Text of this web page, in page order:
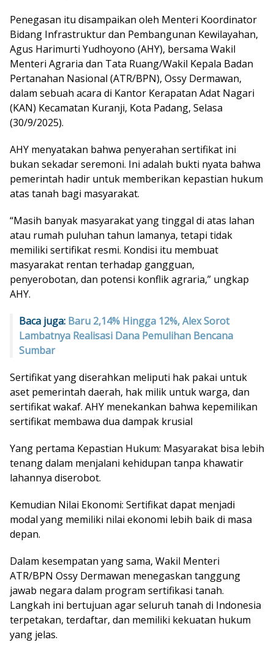
Penegasan itu disampaikan oleh Menteri Koordinator
Bidang Infrastruktur dan Pembangunan Kewilayahan,
Agus Harimurti Yudhoyono (AHY), bersama Wakil
Menteri Agraria dan Tata Ruang/Wakil Kepala Badan
Pertanahan Nasional (ATR/BPN), Ossy Dermawan,
dalam sebuah acara di Kantor Kerapatan Adat Nagari
(KAN) Kecamatan Kuranji, Kota Padang, Selasa
(30/9/2025).
AHY menyatakan bahwa penyerahan sertifikat ini
bukan sekadar seremoni. Ini adalah bukti nyata bahwa
pemerintah hadir untuk memberikan kepastian hukum
atas tanah bagi masyarakat.
“Masih banyak masyarakat yang tinggal di atas lahan
atau rumah puluhan tahun lamanya, tetapi tidak
memiliki sertifikat resmi. Kondisi itu membuat
masyarakat rentan terhadap gangguan,
penyerobotan, dan potensi konflik agraria,” ungkap
AHY.
Baca juga: Baru 2,14% Hingga 12%, Alex Sorot
Lambatnya Realisasi Dana Pemulihan Bencana
Sumbar
Sertifikat yang diserahkan meliputi hak pakai untuk
aset pemerintah daerah, hak milik untuk warga, dan
sertifikat wakaf. AHY menekankan bahwa kepemilikan
sertifikat membawa dua dampak krusial
Yang pertama Kepastian Hukum: Masyarakat bisa lebih
tenang dalam menjalani kehidupan tanpa khawatir
lahannya diserobot.
Kemudian Nilai Ekonomi: Sertifikat dapat menjadi
modal yang memiliki nilai ekonomi lebih baik di masa
depan.
Dalam kesempatan yang sama, Wakil Menteri
ATR/BPN Ossy Dermawan menegaskan tanggung
jawab negara dalam program sertifikasi tanah.
Langkah ini bertujuan agar seluruh tanah di Indonesia
terpetakan, terdaftar, dan memiliki kekuatan hukum
yang jelas.